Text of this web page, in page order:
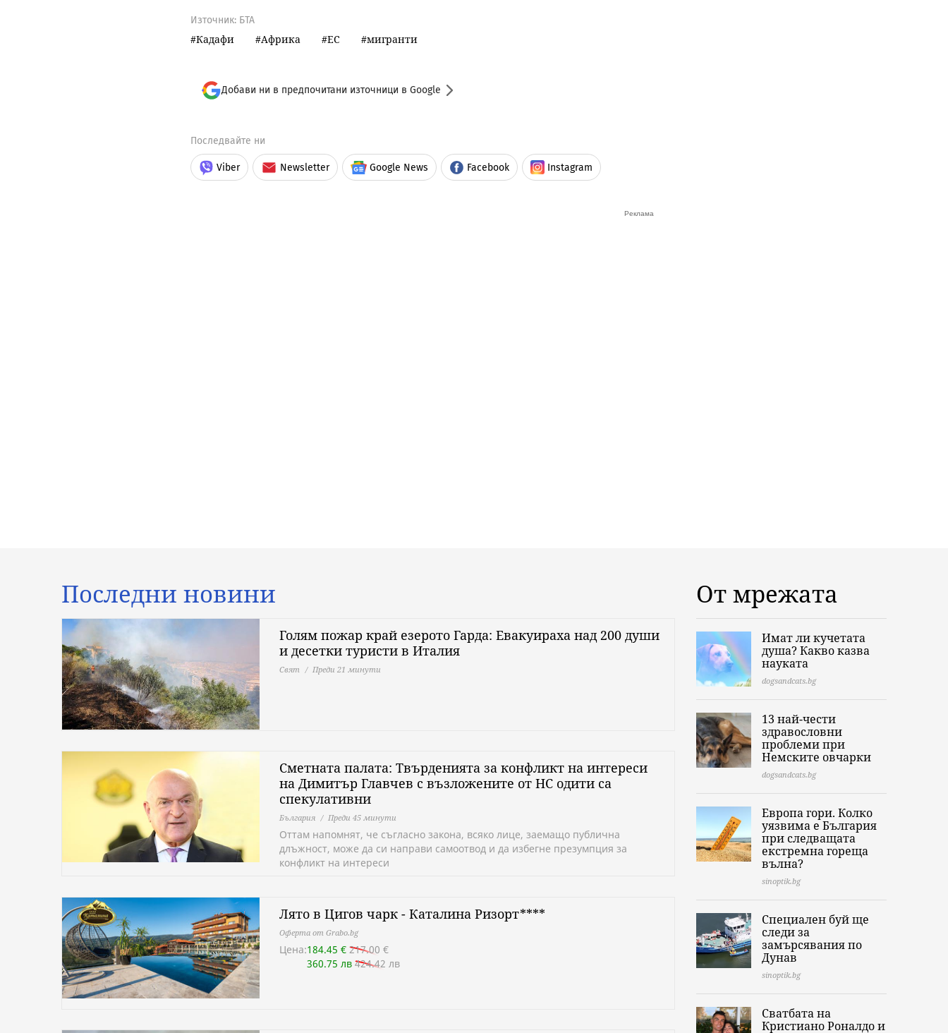
Източник: БТА
Кадафи Африка ЕС мигранти
Добави ни в предпочитани източници в Google
Последвайте ни
Viber Newsletter Google News Facebook Instagram
Последни новини
Голям пожар край езерото Гарда: Евакуираха над 200 души
и десетки туристи в Италия
Свят Преди 21 минути
Сметната палата: Твърденията за конфликт на интереси
на Димитър Главчев с възложените от НС одити са
спекулативни
България Преди 45 минути
Оттам напомнят, че съгласно закона, всяко лице, заемащо публична
длъжност, може да си направи самоотвод и да избегне презумпция за
конфликт на интереси
Лято в Цигов чарк - Каталина Ризорт****
Оферта от Grabo.bg
Цена:184.45 € 217.00 €
360.75 лв 424.42 лв
От мрежата
Имат ли кучетата
душа? Какво казва
науката
dogsandcats.bg
13 най-чести
здравословни
проблеми при
Немските овчарки
dogsandcats.bg
Европа гори. Колко
уязвима е България
при следващата
екстремна гореща
вълна?
sinoptik.bg
Специален буй ще
следи за
замърсявания по
Дунав
sinoptik.bg
Сватбата на
Кристиано Роналдо и